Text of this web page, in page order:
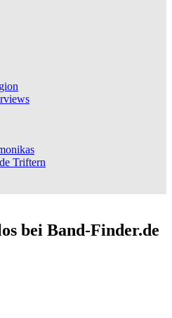
Triftern
bei Band-Finder.de